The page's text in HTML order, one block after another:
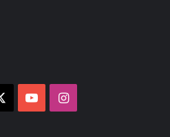
YouTubeInstagram